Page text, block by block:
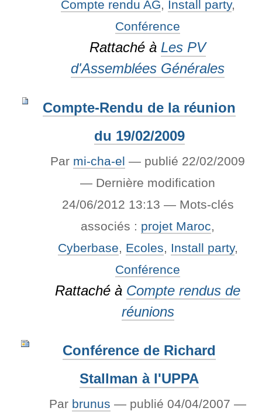
Compte rendu AG, Install party,
Conférence
Rattaché à Les PV
d'Assemblées Générales
Compte-Rendu de la réunion
du 19/02/2009
Par mi-cha-el — publié 22/02/2009
— Dernière modification
24/06/2012 13:13 — Mots-clés
associés : projet Maroc,
Cyberbase, Ecoles, Install party,
Conférence
Rattaché à Compte rendus de
réunions
Conférence de Richard
Stallman à l'UPPA
Par brunus — publié 04/04/2007—